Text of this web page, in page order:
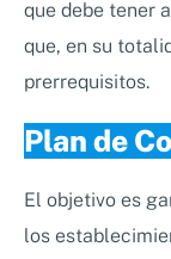
que debe tener
que, en su
prerrequisitos.
Plan de
El objetivo es
los